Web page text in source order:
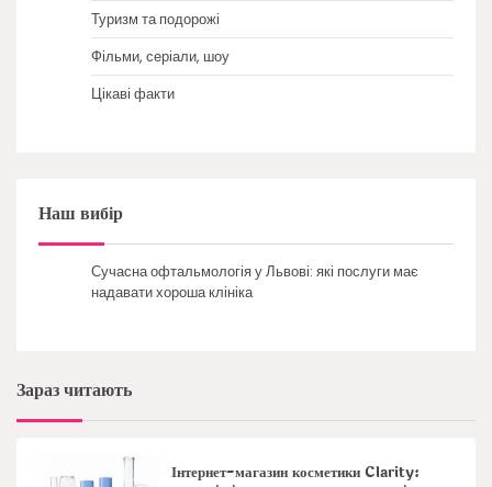
Туризм та подорожі
Фільми, серіали, шоу
Цікаві факти
Наш вибір
Сучасна офтальмологія у Львові: які послуги має
надавати хороша клініка
Зараз читають
Інтернет-магазин косметики Clarity: